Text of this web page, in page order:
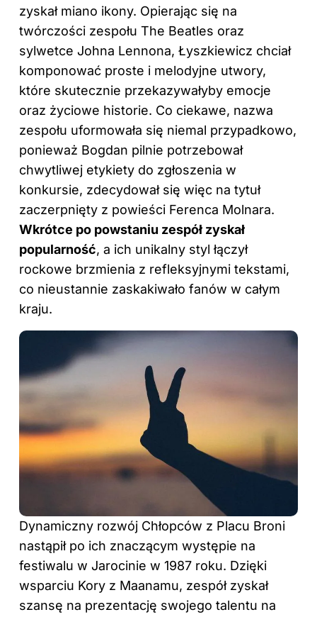
zyskał miano ikony. Opierając się na
twórczości zespołu The Beatles oraz
sylwetce Johna Lennona, Łyszkiewicz chciał
komponować proste i melodyjne utwory,
które skutecznie przekazywałyby emocje
oraz życiowe historie. Co ciekawe, nazwa
zespołu uformowała się niemal przypadkowo,
ponieważ Bogdan pilnie potrzebował
chwytliwej etykiety do zgłoszenia w
konkursie, zdecydował się więc na tytuł
zaczerpnięty z powieści Ferenca Molnara.
Wkrótce po powstaniu zespół zyskał
popularność, a ich unikalny styl łączył
rockowe brzmienia z refleksyjnymi tekstami,
co nieustannie zaskakiwało fanów w całym
kraju.
Dynamiczny rozwój Chłopców z Placu Broni
nastąpił po ich znaczącym występie na
festiwalu w Jarocinie w 1987 roku. Dzięki
wsparciu Kory z Maanamu, zespół zyskał
szansę na prezentację swojego talentu na